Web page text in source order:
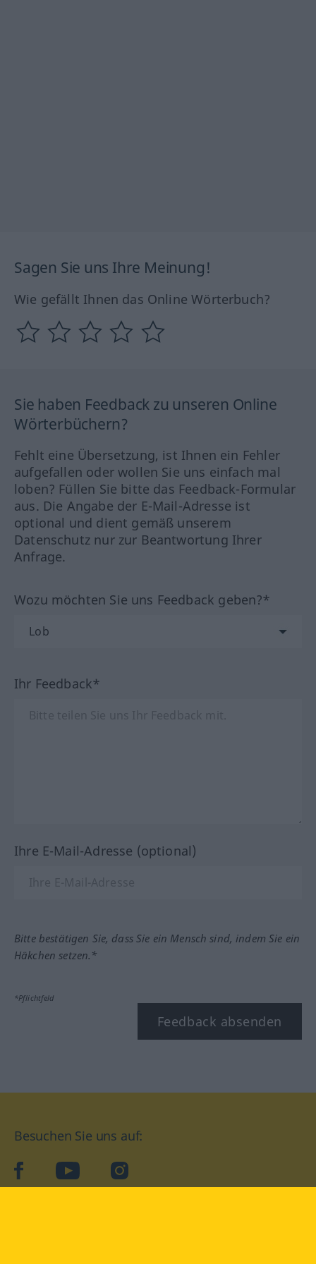
Sagen Sie uns Ihre Meinung!
Wie gefällt Ihnen das Online Wörterbuch?
Sie haben Feedback zu unseren Online
Wörterbüchern?
Fehlt eine Übersetzung, ist Ihnen ein Fehler
aufgefallen oder wollen Sie uns einfach mal
loben? Füllen Sie bitte das Feedback-Formular
aus. Die Angabe der E-Mail-Adresse ist
optional und dient gemäß unserem
Datenschutz nur zur Beantwortung Ihrer
Anfrage.
Wozu möchten Sie uns Feedback geben?*
Ihr Feedback*
Ihre E-Mail-Adresse (optional)
Bitte bestätigen Sie, dass Sie ein Mensch sind, indem Sie ein
Häkchen setzen.*
*Pflichtfeld
Feedback absenden
Besuchen Sie uns auf:
facebookYouTube Instagram